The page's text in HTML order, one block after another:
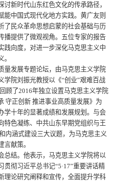
新时代山东红色文化的传承路径，
能中国式现代化地方实践。黄广友则
了民众革命思想启蒙的社会基础与历
播提供了微观视角。五位专家的报告
践向度，对进一步深化马克思主义中
量发展专题论坛，由马克思主义学院
学院刘振光教授以《“创业”艰难百战
顾了2016年独立设置马克思主义学院
守正创新 推进事业高质量发展》为
学十年的显著成绩和发展规划。与会
特色凝练、中共山东早期党组织与王
内涵式建设三大议题，为马克思主义
献策。
总结。他表示，马克思主义学院将以
彻习近平总书记“5·17”重要讲话精
理论研究阐释和宣传，全面提升学科